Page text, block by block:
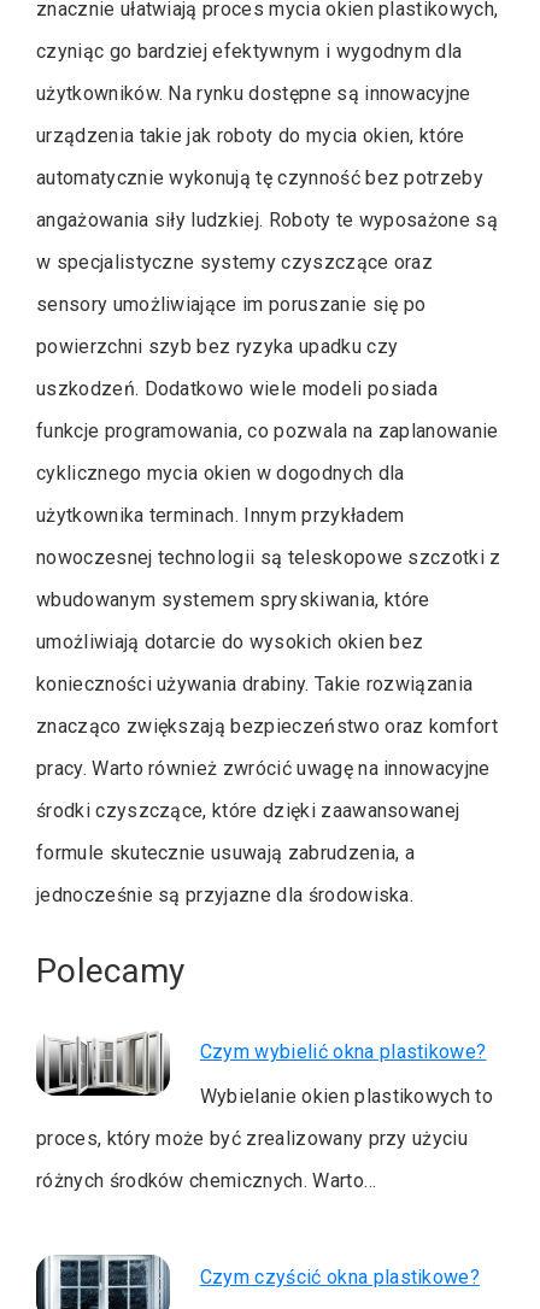
znacznie ułatwiają proces mycia okien plastikowych,
czyniąc go bardziej efektywnym i wygodnym dla
użytkowników. Na rynku dostępne są innowacyjne
urządzenia takie jak roboty do mycia okien, które
automatycznie wykonują tę czynność bez potrzeby
angażowania siły ludzkiej. Roboty te wyposażone są
w specjalistyczne systemy czyszczące oraz
sensory umożliwiające im poruszanie się po
powierzchni szyb bez ryzyka upadku czy
uszkodzeń. Dodatkowo wiele modeli posiada
funkcje programowania, co pozwala na zaplanowanie
cyklicznego mycia okien w dogodnych dla
użytkownika terminach. Innym przykładem
nowoczesnej technologii są teleskopowe szczotki z
wbudowanym systemem spryskiwania, które
umożliwiają dotarcie do wysokich okien bez
konieczności używania drabiny. Takie rozwiązania
znacząco zwiększają bezpieczeństwo oraz komfort
pracy. Warto również zwrócić uwagę na innowacyjne
środki czyszczące, które dzięki zaawansowanej
formule skutecznie usuwają zabrudzenia, a
jednocześnie są przyjazne dla środowiska.
Polecamy
Czym wybielić okna plastikowe?
Wybielanie okien plastikowych to
proces, który może być zrealizowany przy użyciu
różnych środków chemicznych. Warto…
Czym czyścić okna plastikowe?